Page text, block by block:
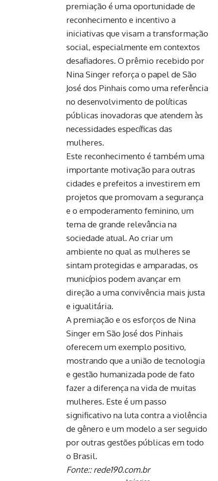
premiação é uma oportunidade de
reconhecimento e incentivo a
iniciativas que visam a transformação
social, especialmente em contextos
desafiadores. O prêmio recebido por
Nina Singer reforça o papel de São
José dos Pinhais como uma referência
no desenvolvimento de políticas
públicas inovadoras que atendem às
necessidades específicas das
mulheres.
Este reconhecimento é também uma
importante motivação para outras
cidades e prefeitos a investirem em
projetos que promovam a segurança
e o empoderamento feminino, um
tema de grande relevância na
sociedade atual. Ao criar um
ambiente no qual as mulheres se
sintam protegidas e amparadas, os
municípios podem avançar em
direção a uma convivência mais justa
e igualitária.
A premiação e os esforços de Nina
Singer em São José dos Pinhais
oferecem um exemplo positivo,
mostrando que a união de tecnologia
e gestão humanizada pode de fato
fazer a diferença na vida de muitas
mulheres. Este é um passo
significativo na luta contra a violência
de gênero e um modelo a ser seguido
por outras gestões públicas em todo
o Brasil.
Fonte::rede190.com.br